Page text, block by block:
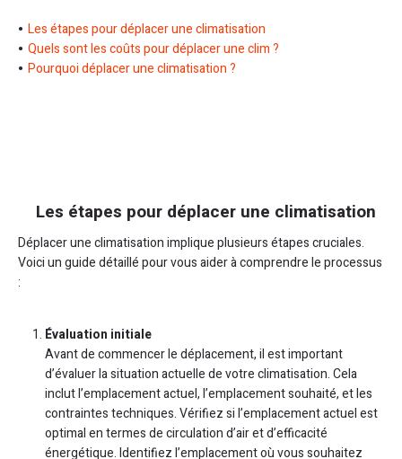
Les étapes pour déplacer une climatisation
Quels sont les coûts pour déplacer une clim ?
Pourquoi déplacer une climatisation ?
Les étapes pour déplacer une climatisation
Déplacer une climatisation implique plusieurs étapes cruciales.
Voici un guide détaillé pour vous aider à comprendre le processus
:
Évaluation initiale
Avant de commencer le déplacement, il est important
d’évaluer la situation actuelle de votre climatisation. Cela
inclut l’emplacement actuel, l’emplacement souhaité, et les
contraintes techniques. Vérifiez si l’emplacement actuel est
optimal en termes de circulation d’air et d’efficacité
énergétique. Identifiez l’emplacement où vous souhaitez